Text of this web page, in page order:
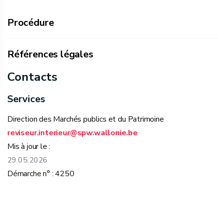
Procédure
Références légales
Code wallon du Logement : article 152 quinquies
29 février 2024 - Arrêté du Gouvernement wallon
aux administrateurs publics, aux commissaires du
de droit public, pour les matières réglées en vertu
29 février 2024 - Arrêté du Gouvernement wallon
aux administrateurs publics, aux commissaires du
de droit public
Contacts
Services
Direction des Marchés publics et du Patrimoine
reviseur.interieur@spw.wallonie.be
Mis à jour le :
29.05.2026
Démarche n° : 4250